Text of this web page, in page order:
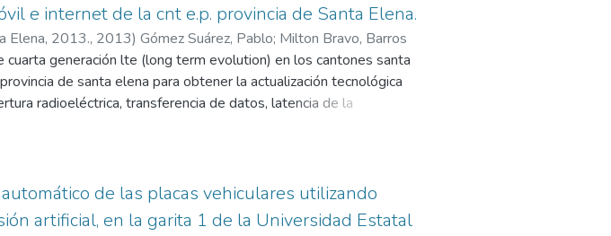
do y sus requerimientos, convirtiéndola en la mejor opción
abarca los 50 km de diámetro y al reuso de infraestructura ya
brindar el servicio de telefonía por parte de la cnt santa elena,
ev-do implica añadir equipos y tarjetas electrónicas para
equipos ya instalados como torres y cuartos de dispositivos.
e internet de la cnt e.p. provincia de Santa Elena.
Elena, 2013., 2013) Gómez Suárez, Pablo; Milton Bravo, Barros
generación lte (long term evolution) en los cantones santa
de santa elena para obtener la actualización tecnológica
radioeléctrica, transferencia de datos, latencia de la
cálculo de tráfico, servicios ofertados, estrategia de
la factibilidad del proyecto. El análisis es realizado utilizando los
en el estudio de la geografía de los terrenos, modelación
para conocer como fue la evolución de la tecnología para
telefonía celular son cada vez mayores, en la actualidad se
de las placas vehiculares utilizando
artificial, en la garita 1 de la Universidad Estatal